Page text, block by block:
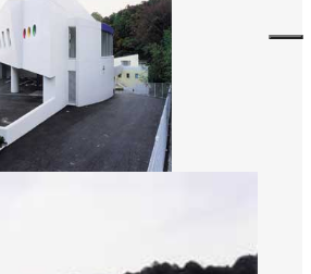
ー
松吉建設
フォーム